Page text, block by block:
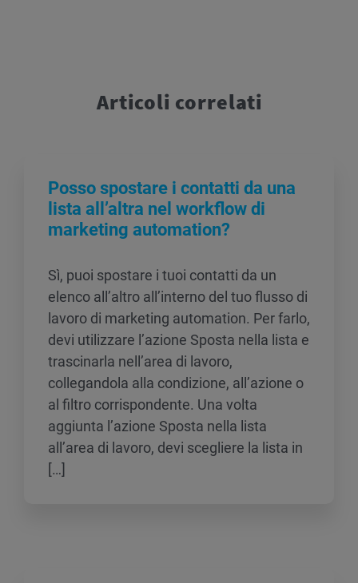
Articoli correlati
Posso spostare i contatti da una
lista all’altra nel workflow di
marketing automation?
Sì, puoi spostare i tuoi contatti da un
elenco all’altro all’interno del tuo flusso di
lavoro di marketing automation. Per farlo,
devi utilizzare l’azione Sposta nella lista e
trascinarla nell’area di lavoro,
collegandola alla condizione, all’azione o
al filtro corrispondente. Una volta
aggiunta l’azione Sposta nella lista
all’area di lavoro, devi scegliere la lista in
[…]